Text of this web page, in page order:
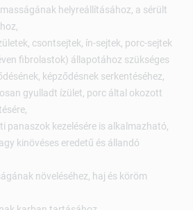
helyreállításához, a sérült
csontsejtek, ín-sejtek, porc-sejtek
fibrolastok) állapotához szükséges
képződésnek serkentéséhez,
gyulladt ízület, porc által okozott
panaszok kezelésére is alkalmazható,
kinövéses eredetű és állandó
növeléséhez, haj és köröm